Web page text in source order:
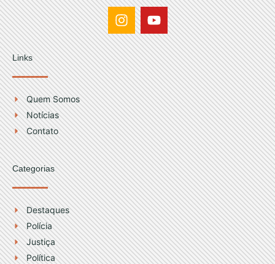
I
n
s
t
a
g
r
a
m
Y
o
u
t
u
b
e
Links
Quem Somos
Notícias
Contato
Categorias
Destaques
Polícia
Justiça
Política